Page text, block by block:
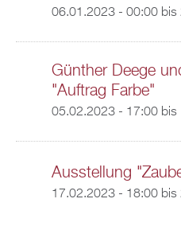
06.01.2023 - 00:00bis
Günther Deege
"Auftrag Farbe"
05.02.2023 - 17:00bis
Ausstellung
17.02.2023 - 18:00bis